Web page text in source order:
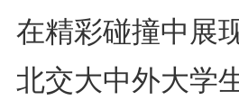
在精彩碰撞中展
北交大中外大学